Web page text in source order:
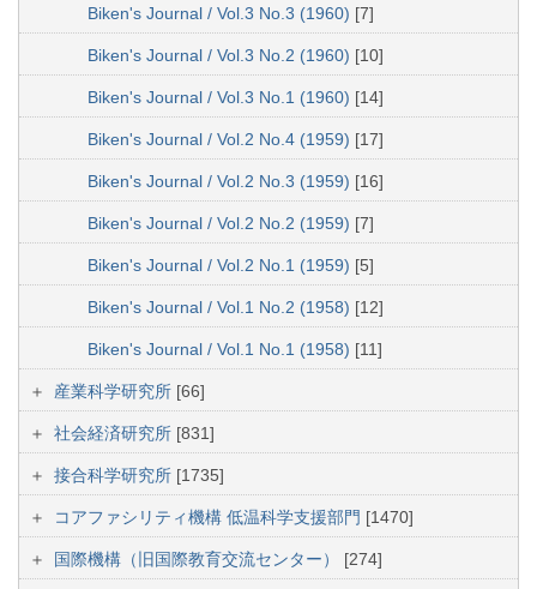
Biken's Journal / Vol.3 No.3 (1960) [7]
Biken's Journal / Vol.3 No.2 (1960) [10]
Biken's Journal / Vol.3 No.1 (1960) [14]
Biken's Journal / Vol.2 No.4 (1959) [17]
Biken's Journal / Vol.2 No.3 (1959) [16]
Biken's Journal / Vol.2 No.2 (1959) [7]
Biken's Journal / Vol.2 No.1 (1959) [5]
Biken's Journal / Vol.1 No.2 (1958) [12]
Biken's Journal / Vol.1 No.1 (1958) [11]
産業科学研究所 [66]
社会経済研究所 [831]
接合科学研究所 [1735]
コアファシリティ機構 低温科学支援部門 [1470]
国際機構（旧国際教育交流センター） [274]